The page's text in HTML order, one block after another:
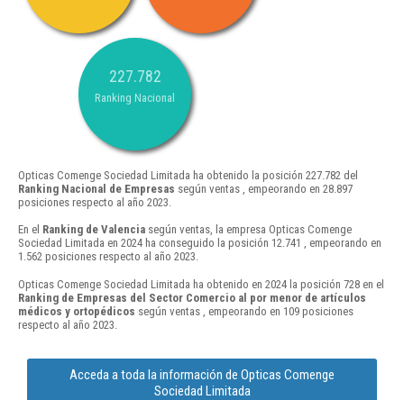
227.782
Ranking Nacional
Opticas Comenge Sociedad Limitada ha obtenido la posición 227.782 del
Ranking Nacional de Empresas según ventas , empeorando en 28.897
posiciones respecto al año 2023.
En el Ranking de Valencia según ventas, la empresa Opticas Comenge
Sociedad Limitada en 2024 ha conseguido la posición 12.741 , empeorando en
1.562 posiciones respecto al año 2023.
Opticas Comenge Sociedad Limitada ha obtenido en 2024 la posición 728 en el
Ranking de Empresas del Sector Comercio al por menor de artículos
médicos y ortopédicos según ventas , empeorando en 109 posiciones
respecto al año 2023.
Acceda a toda la información de Opticas Comenge
Sociedad Limitada